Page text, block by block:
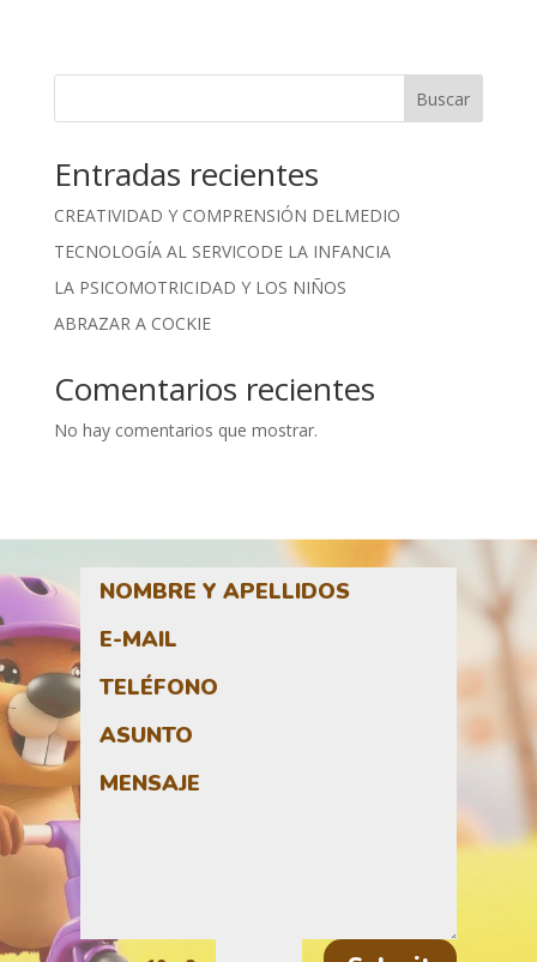
Buscar
Entradas recientes
CREATIVIDAD Y COMPRENSIÓN DELMEDIO
TECNOLOGÍA AL SERVICODE LA INFANCIA
LA PSICOMOTRICIDAD Y LOS NIÑOS
ABRAZAR A COCKIE
Comentarios recientes
No hay comentarios que mostrar.